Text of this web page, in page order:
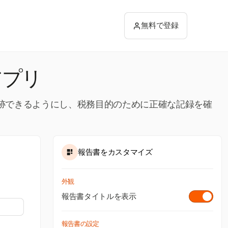
無料で登録
リ
きるようにし、税務目的のために正確な記録を確
報告書をカスタマイズ
外観
報告書タイトルを表示
報告書の設定